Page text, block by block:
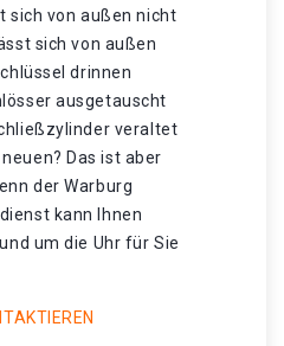
sich von außen nicht
sich von außen
drinnen
ausgetauscht
veraltet
Das ist aber
der Warburg
kann Ihnen
um die Uhr für Sie